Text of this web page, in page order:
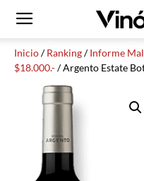
Inicio/Ranking/Informe
$18.000.-/ Argento Estate